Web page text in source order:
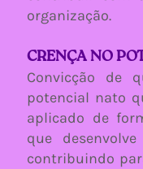
organização.
CRENÇA NO
Convicção de
potencial nato
aplicado de
que
contribuindo